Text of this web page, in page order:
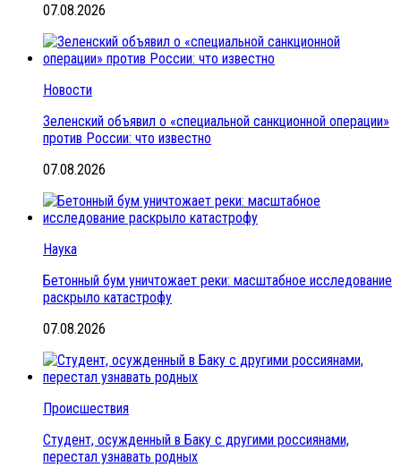
07.08.2026
Новости
Зеленский объявил о «специальной санкционной операции»
против России: что известно
07.08.2026
Наука
Бетонный бум уничтожает реки: масштабное исследование
раскрыло катастрофу
07.08.2026
Происшествия
Студент, осужденный в Баку с другими россиянами,
перестал узнавать родных